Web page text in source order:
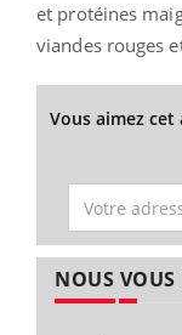
et protéines
viandes rouges
Vous aimez
NOUS